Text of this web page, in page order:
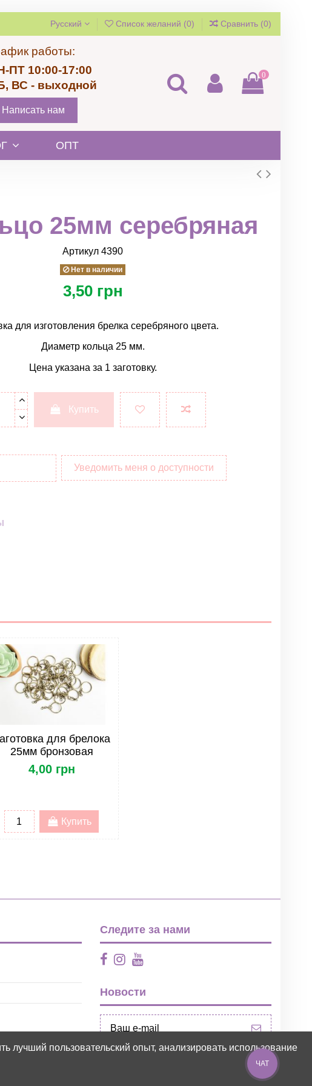
Русский Список желаний (0) Сравнить (0)
работы:
ПТ 10:00-17:00
ВС - выходной
Написать нам
0
ОПТ
25мм серебряная
Артикул 4390
Нет в наличии
3,50 грн
для изготовления брелка серебряного цвета.
Диаметр кольца 25 мм.
Цена указана за 1 заготовку.
Купить
Уведомить меня о доступности
для брелока
25мм бронзовая
4,00 грн
Купить
Следите за нами
Новости
лучший пользовательский опыт, анализировать использование
ЧАТ